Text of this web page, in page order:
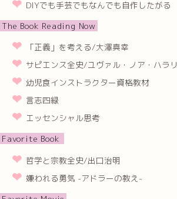
DIYでも手芸でもなんでも自作したがる
The Book Reading Now
「正義」を考える/大澤真幸
サピエンス全史/ユヴァル・ノア・ハラリ
幼児食インストラクター資格教材
言志四緑
エッセンシャル思考
Favorite Book
哲学と宗教全史/出口治明
嫌われる勇気 -アドラーの教え-